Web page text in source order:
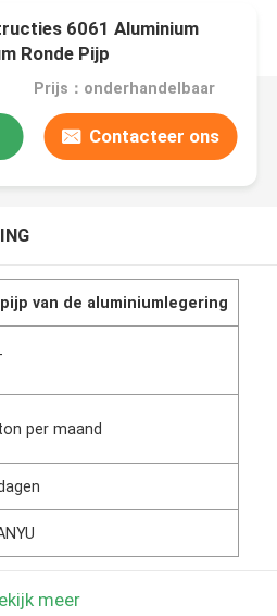
6061 Aluminium
Ronde Pijp
Prijs：onderhandelbaar
Contacteer ons
van de aluminiumlegering
per maand
meer